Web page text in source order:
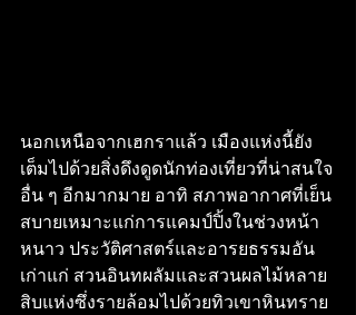
นอกเหนือจากเฮกราแล้ว เมืองแห่งนี้ยัง
เต็มไปด้วยสิ่งดึงดูดนักท่องเที่ยวที่น่าสนใจ
อื่น ๆ อีกมากมาย อาทิ สภาพอากาศที่เย็น
สบายเหมาะแก่การแคมป์ปิ้งในช่วงหน้า
หนาว ประวัติศาสตร์และอารยธรรมอัน
เก่าแก่ สวนอินทผลัมและสวนผลไม้หลาย
สิบแห่งซึ่งรายล้อมไปด้วยทิวเขาหินทราย